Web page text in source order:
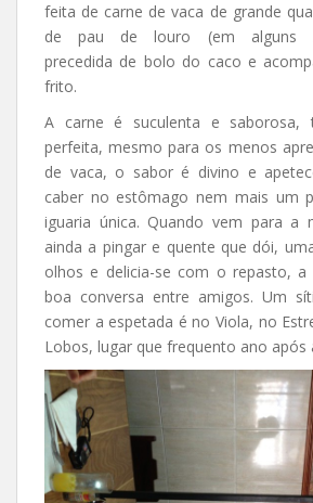
feita de carne de vaca de grande
de pau de louro (em alguns
precedida de bolo do caco e
frito.
A carne é suculenta e saborosa,
perfeita, mesmo para os menos
de vaca, o sabor é divino e
caber no estômago nem mais um
iguaria única. Quando vem para a
ainda a pingar e quente que dói,
olhos e delicia-se com o repasto, a
boa conversa entre amigos. Um
comer a espetada é no Viola, no
Lobos, lugar que frequento ano após